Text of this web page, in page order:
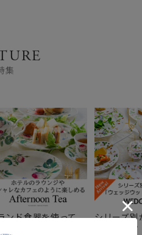
集
ンド食器を使って、
シリーズ別
ェッジウ